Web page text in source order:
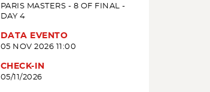
PARIS MASTERS - 8 OF FINAL -
DAY 4
DATA EVENTO
05 NOV 2026 11:00
CHECK-IN
05/11/2026